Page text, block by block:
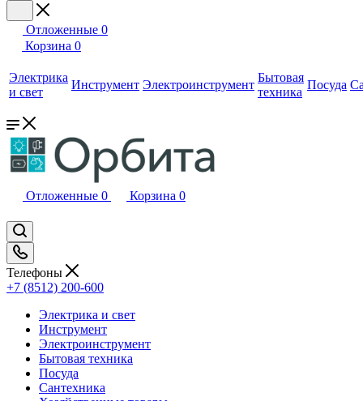
Отложенные 0
Корзина 0
Электрика
и свет
Инструмент Электроинструмент
Бытовая
техника
Посуда
Отложенные 0 Корзина 0
Телефоны
+7 (8512) 200-600
Электрика и свет
Инструмент
Электроинструмент
Бытовая техника
Посуда
Сантехника